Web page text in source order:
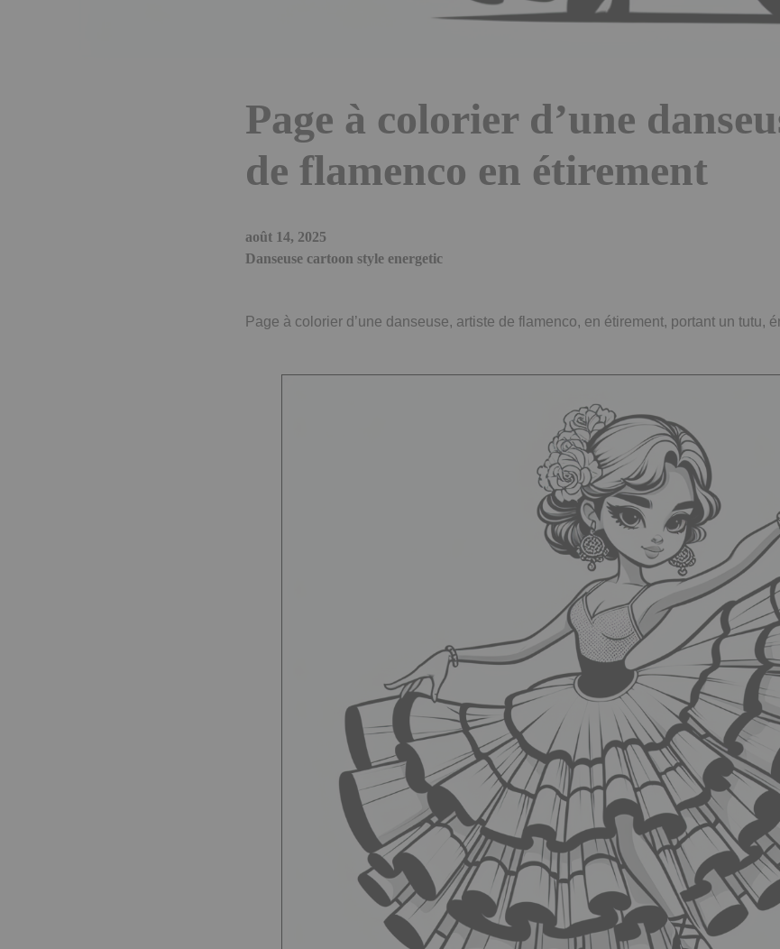
Page à colorier d’une
de flamenco en étirement
août 14, 2025
Danseuse cartoon style energetic
Page à colorier d’une danseuse, artiste de flamenco, en étirement, portant un tutu,